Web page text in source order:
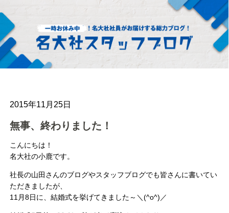
2015年11月25日
無事、終わりました！
こんにちは！
名大社の小鹿です。
社長の山田さんのブログやスタッフブログでも皆さんに書いてい
ただきましたが、
11月8日に、結婚式を挙げてきました～＼(^o^)／